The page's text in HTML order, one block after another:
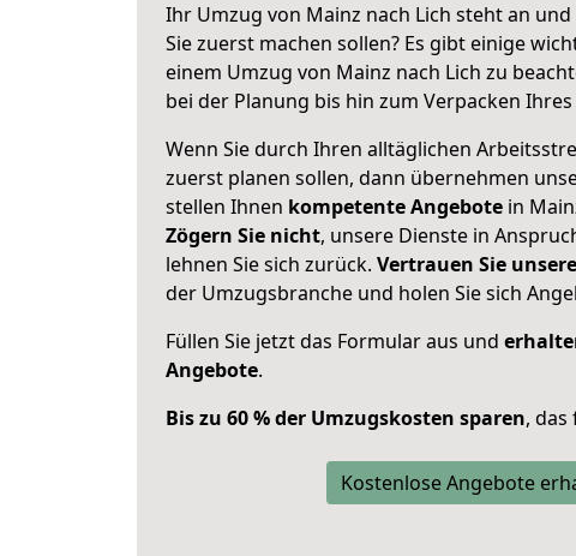
Ihr Umzug von Mainz nach Lich steht an und
Sie zuerst machen sollen? Es gibt einige
einem Umzug von Mainz nach Lich zu
bei der Planung bis hin zum Verpacken
Wenn Sie durch Ihren alltäglichen
zuerst planen sollen, dann übernehmen
stellen Ihnen kompetente Angebote in
Zögern Sie nicht, unsere Dienste in
lehnen Sie sich zurück. Vertrauen Sie
der Umzugsbranche und holen Sie sich
Füllen Sie jetzt das Formular aus und
Angebote.
Bis zu 60 % der Umzugskosten sparen, das
Kostenlose Angebote